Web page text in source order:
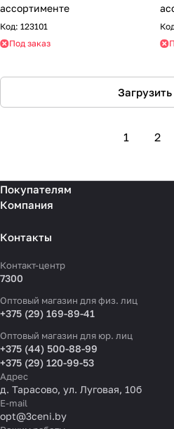
ассортименте
Код: 123101
Под заказ
1 2
Покупателям
Компания
Контакты
Контакт-центр
7300
Оптовый магазин для физ. лиц
+375 (29) 169-89-41
Оптовый магазин для юр. лиц
+375 (44) 500-88-99
+375 (29) 120-99-53
Адрес
д. Тарасово, ул. Луговая, 10б
E-mail
opt@3ceni.by